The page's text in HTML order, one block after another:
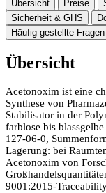
Übersicht Preise
Sicherheit & GHS
Häufig gestellte Fragen
Übersicht
Acetonoxim ist eine
Synthese von
Stabilisator in der
farblose bis
127-06-0,
Lagerung: bei
Acetonoxim von
9001:2015-